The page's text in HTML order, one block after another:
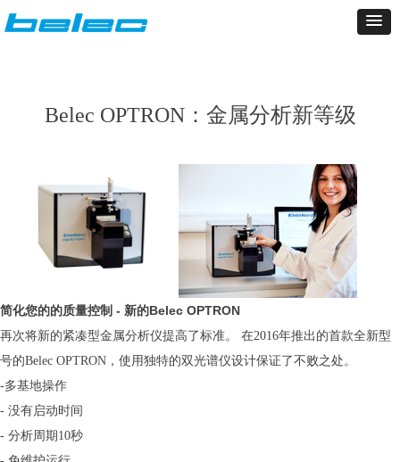
Belec OPTRON：金属分析新等级
简化您的的质量控制 - 新的Belec OPTRON
再次将新的紧凑型金属分析仪提高了标准。 在2016年推出的首款全新型
号的Belec OPTRON，使用独特的双光谱仪设计保证了不败之处。
-多基地操作
- 没有启动时间
- 分析周期10秒